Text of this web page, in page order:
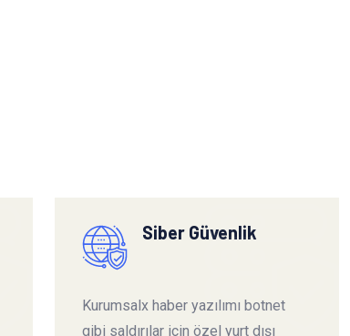
Siber Güvenlik
Kurumsalx haber yazılımı botnet
gibi saldırılar için özel yurt dışı